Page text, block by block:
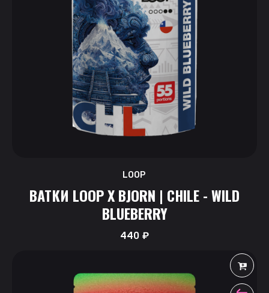
LOOP
ВАТКИ LOOP X BJORN | CHILE - WILD
BLUEBERRY
440₽